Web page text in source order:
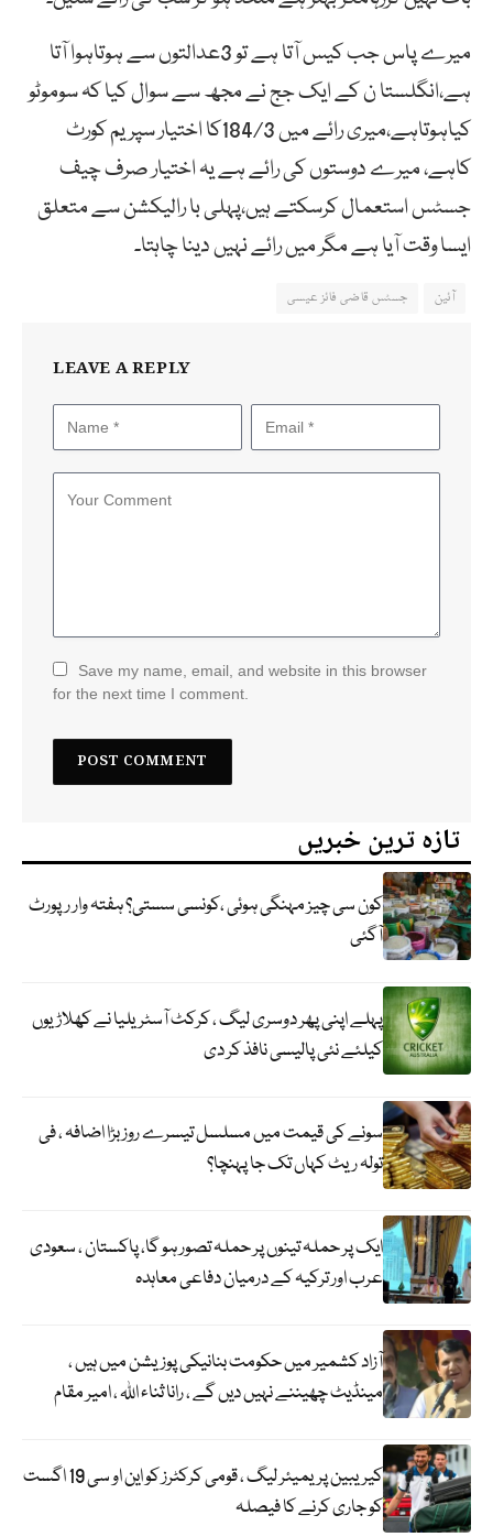
میرے پاس جب کیس آتا ہے تو 3عدالتوں سے ہوتاہوا آتا
ہے،انگلستا ن کے ایک جج نے مجھ سے سوال کیا کہ سوموٹو
کیاہوتاہے،میری رائے میں 184/3کا اختیار سپریم کورٹ
کاہے، میرے دوستوں کی رائے ہے یہ اختیار صرف چیف
جسٹس استعمال کرسکتے ہیں،پہلی با رالیکشن سے متعلق
ایسا وقت آیا ہے مگر میں رائے نہیں دینا چاہتا۔
آئین جسٹس قاضی فائز عیسی
LEAVE A REPLY
Save my name, email, and website in this browser
for the next time I comment.
تازہ ترین خبریں
کون سی چیز مہنگی ہوئی ،کونسی سستی؟ ہفتہ وار رپورٹ
آگئی
پہلے اپنی پھر دوسری لیگ ، کرکٹ آسٹریلیا نے کھلاڑیوں
کیلئے نئی پالیسی نافذ کر دی
سونے کی قیمت میں مسلسل تیسرے روز بڑا اضافہ ، فی
تولہ ریٹ کہاں تک جا پہنچا؟
ایک پر حملہ تینوں پر حملہ تصور ہو گا، پاکستان ، سعودی
عرب اور ترکیہ کے درمیان دفاعی معاہدہ
آزاد کشمیر میں حکومت بنانیکی پوزیشن میں ہیں ،
مینڈیٹ چھیننے نہیں دیں گے ، رانا ثناء اللہ ، امیر مقام
کیریبین پریمیئر لیگ ، قومی کرکٹرز کو این او سی 19 اگست
کو جاری کرنے کا فیصلہ